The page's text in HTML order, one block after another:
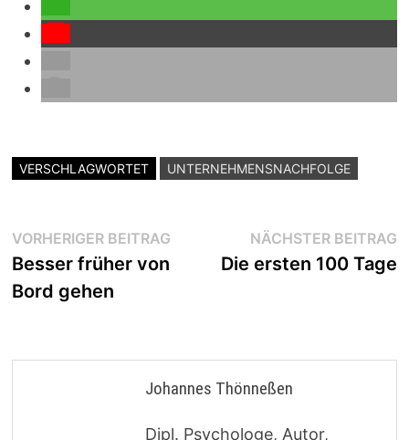
VERSCHLAGWORTET UNTERNEHMENSNACHFOLGE
Beitragsnavigation
VORHERIGER BEITRAG Vorheriger
Beitrag:
Besser früher von
Bord gehen
NÄCHSTER BEITRAG
Die ersten 100 Tage
Johannes Thönneßen
Dipl. Psychologe, Autor,